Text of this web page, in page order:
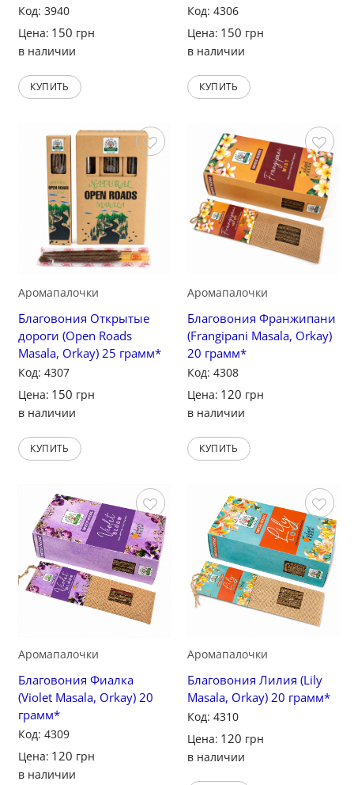
Код: 3940
Цена: 150 грн
в наличии
КУПИТЬ
Код: 4306
Цена: 150 грн
в наличии
КУПИТЬ
Сохранить
Аромапалочки
Благовония Открытые
дороги (Open Roads
Masala, Orkay) 25 грамм*
Код: 4307
Цена: 150 грн
в наличии
КУПИТЬ
Сохранить
Аромапалочки
Благовония Франжипани
(Frangipani Masala, Orkay)
20 грамм*
Код: 4308
Цена: 120 грн
в наличии
КУПИТЬ
Сохранить
Аромапалочки
Благовония Фиалка
(Violet Masala, Orkay) 20
грамм*
Код: 4309
Цена: 120 грн
в наличии
Сохранить
Аромапалочки
Благовония Лилия (Lily
Masala, Orkay) 20 грамм*
Код: 4310
Цена: 120 грн
в наличии